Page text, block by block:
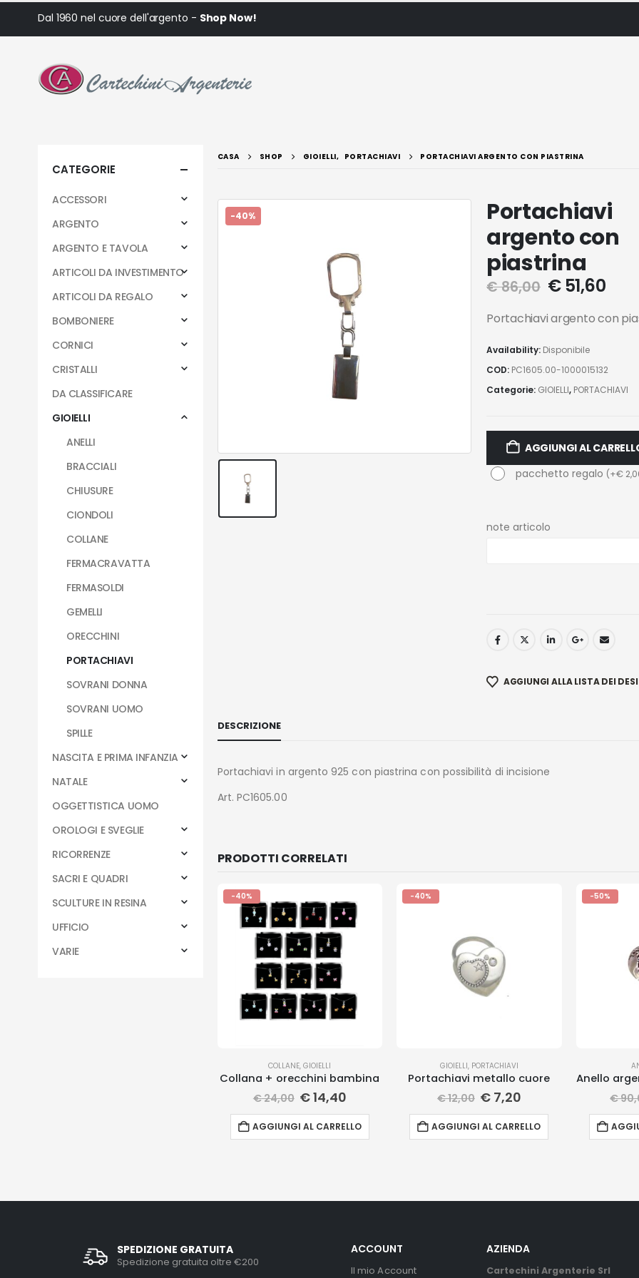
Dal 1960 nel cuore dell'argento - Shop Now!
CASA SHOP GIOIELLI, PORTACHIAVI PORTACHIAVI ARGENTO CON PIASTRINA
-40%
Portachiavi
argento con
piastrina
€86,00 €51,60
Portachiavi argento con
Availability: Disponibile
COD: PC1605.00-1000015132
Categorie: GIOIELLI, PORTACHIAVI
AGGIUNGI AL
pacchetto regalo (+€
note articolo
AGGIUNGI ALLA LISTA DEI
DESCRIZIONE
Portachiavi in argento 925 con piastrina con possibilità di incisione
Art. PC1605.00
PRODOTTI CORRELATI
-40%
COLLANE,GIOIELLI
Collana + orecchini bambina
€24,00 €14,40
AGGIUNGI AL CARRELLO
-40%
GIOIELLI, PORTACHIAVI
Portachiavi metallo cuore
€12,00 € 7,20
AGGIUNGI AL CARRELLO
-50%
€
CATEGORIE
ACCESSORI
ARGENTO
ARGENTO E TAVOLA
ARTICOLI DA INVESTIMENTO
ARTICOLI DA REGALO
BOMBONIERE
CORNICI
CRISTALLI
DA CLASSIFICARE
GIOIELLI
ANELLI
BRACCIALI
CHIUSURE
CIONDOLI
COLLANE
FERMACRAVATTA
FERMASOLDI
GEMELLI
ORECCHINI
PORTACHIAVI
SOVRANI DONNA
SOVRANI UOMO
SPILLE
NASCITA E PRIMA INFANZIA
NATALE
OGGETTISTICA UOMO
OROLOGI E SVEGLIE
RICORRENZE
SACRI E QUADRI
SCULTURE IN RESINA
UFFICIO
VARIE
SPEDIZIONE GRATUITA
Spedizione gratuita oltre €200
ACCOUNT
Il mio Account
AZIENDA
Cartechini Argenterie Srl